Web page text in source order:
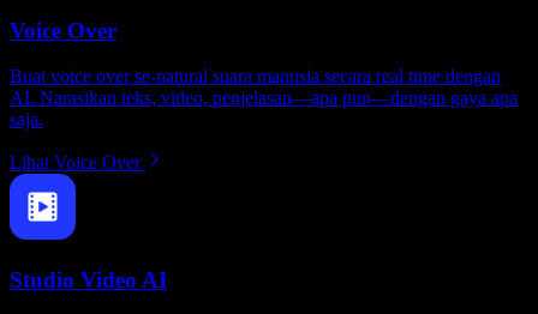
Voice Over
Buat voice over se-natural suara manusia secara real time dengan
AI. Narasikan teks, video, penjelasan—apa pun—dengan gaya apa
saja.
Lihat Voice Over
Studio Video AI